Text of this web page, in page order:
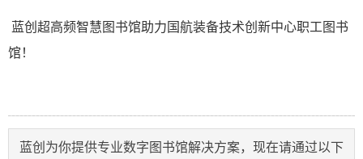
蓝创超高频智慧图书馆助力国航装备技术创新中心职工图书
馆！
蓝创为你提供专业数字图书馆解决方案，现在请通过以下